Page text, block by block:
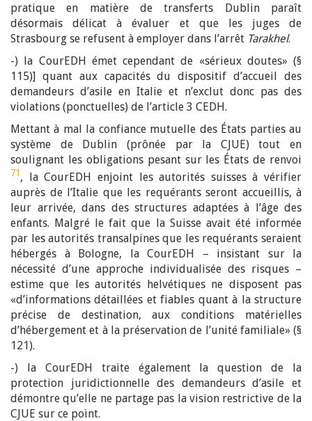
pratique en matière de transferts Dublin paraît
désormais délicat à évaluer et que les juges de
Strasbourg se refusent à employer dans l’arrêt Tarakhel.
-) la CourEDH émet cependant de «sérieux doutes» (§
115)] quant aux capacités du dispositif d’accueil des
demandeurs d’asile en Italie et n’exclut donc pas des
violations (ponctuelles) de l’article 3 CEDH.
Mettant à mal la confiance mutuelle des États parties au
système de Dublin (prônée par la CJUE) tout en
soulignant les obligations pesant sur les États de renvoi
71, la CourEDH enjoint les autorités suisses à vérifier
auprès de l’Italie que les requérants seront accueillis, à
leur arrivée, dans des structures adaptées à l’âge des
enfants. Malgré le fait que la Suisse avait été informée
par les autorités transalpines que les requérants seraient
hébergés à Bologne, la CourEDH – insistant sur la
nécessité d’une approche individualisée des risques –
estime que les autorités helvétiques ne disposent pas
«d’informations détaillées et fiables quant à la structure
précise de destination, aux conditions matérielles
d’hébergement et à la préservation de l’unité familiale» (§
121).
-) la CourEDH traite également la question de la
protection juridictionnelle des demandeurs d’asile et
démontre qu’elle ne partage pas la vision restrictive de la
CJUE sur ce point.